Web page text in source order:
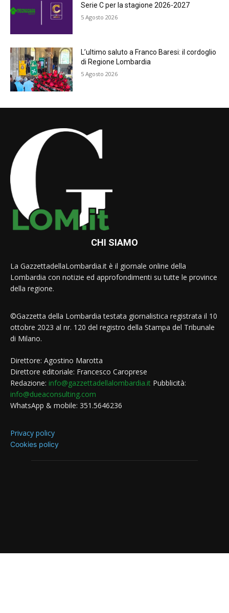
Serie C per la stagione 2026-2027
5 Agosto 2026
L’ultimo saluto a Franco Baresi: il cordoglio
di Regione Lombardia
5 Agosto 2026
CHI SIAMO
La GazzettadellaLombardia.it è il giornale online della
Lombardia con notizie ed approfondimenti su tutte le province
della regione.
©Gazzetta della Lombardia testata giornalistica registrata il 10
ottobre 2023 al nr. 120 del registro della Stampa del Tribunale
di Milano.
Direttore: Agostino Marotta
Direttore editoriale: Francesco Caroprese
Redazione: info@gazzettadellalombardia.it Pubblicità:
info@dueaconsulting.com
WhatsApp & mobile: 351.5646236
Privacy policy
Cookies policy